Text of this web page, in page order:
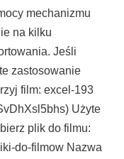
mechanizmu
na kilku
Jeśli
zastosowanie
film: excel-193
Użyte
plik do filmu:
do-filmow Nazwa